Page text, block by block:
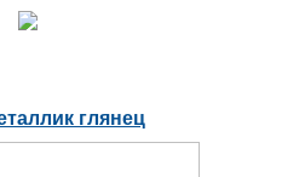
глянец